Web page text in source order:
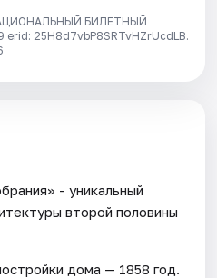
БИЛЕТНЫЙ
25H8d7vbP8SRTvHZrUcdLB.
- уникальный
второй половины
дома — 1858 год.